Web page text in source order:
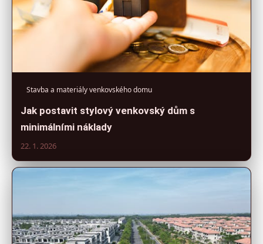
Stavba a materiály venkovského domu
Jak postavit stylový venkovský dům s
minimálními náklady
22. 1. 2026